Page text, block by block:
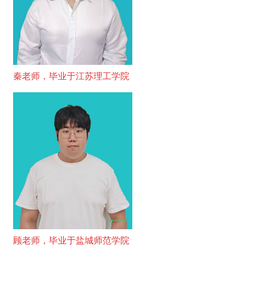
秦老师，毕业于江苏理工学院
顾老师，毕业于盐城师范学院